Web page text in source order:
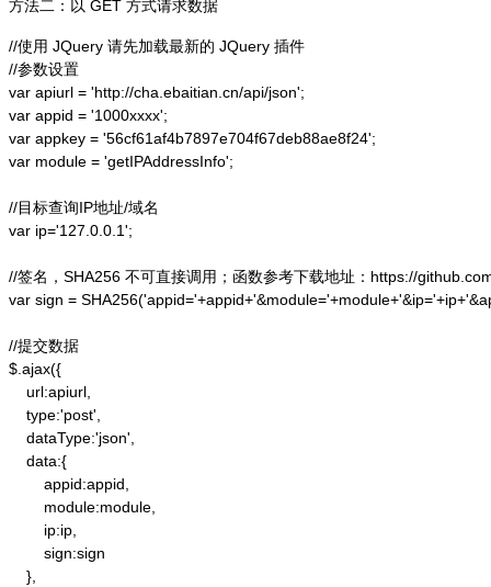
方法二：以 GET 方式请求数据
//使用 JQuery 请先加载最新的 JQuery 插件
//参数设置
var apiurl = 'http://cha.ebaitian.cn/api/json';
var appid = '1000xxxx';
var appkey = '56cf61af4b7897e704f67deb88ae8f24';
var module = 'getIPAddressInfo';
//目标查询IP地址/域名
var ip='127.0.0.1';
//签名，SHA256 不可直接调用；函数参考下载地址：https://
var sign =
//提交数据
$.ajax({
    url:apiurl,
    type:'post',
    dataType:'json',
    data:{
        appid:appid,
        module:module,
        ip:ip,
        sign:sign
    },